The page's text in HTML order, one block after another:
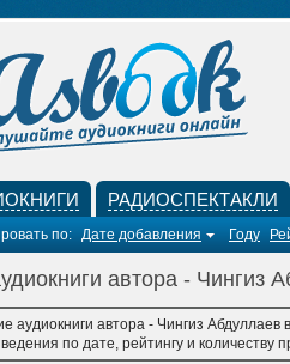
РАДИОСПЕКТАКЛИ
по: Дате добавления Году
автора - Чингиз
аудиокниги автора - Чингиз
по дате, рейтингу и количеству